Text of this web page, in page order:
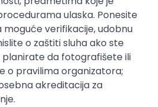
ulaska. Ponesite
moguće verifikacije, udobnu
o zaštiti sluha ako ste
planirate da fotografišete ili
o pravilima organizatora;
akreditacija za